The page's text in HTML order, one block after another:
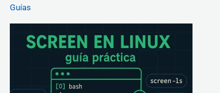
Guíaspráctica
logging
y
admin)